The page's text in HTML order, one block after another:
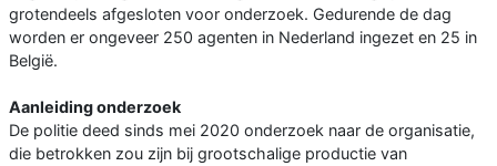
grotendeels afgesloten voor onderzoek. Gedurende de dag
worden er ongeveer 250 agenten in Nederland ingezet en 25 in
België.
Aanleiding onderzoek
De politie deed sinds mei 2020 onderzoek naar de organisatie,
die betrokken zou zijn bij grootschalige productie van